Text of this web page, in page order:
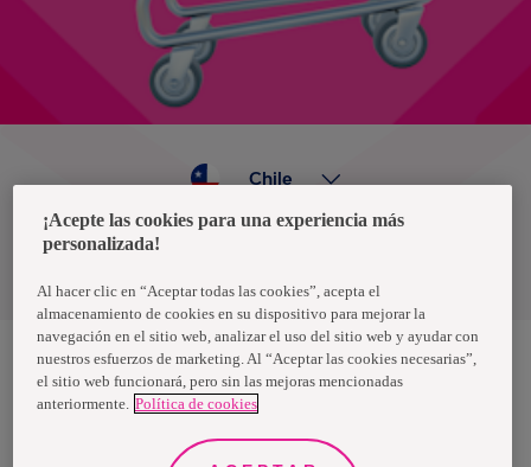
Política de privacidad de datos
Chile
Nosotras, una marca de Essity - una compañía global líder en
higiene y salud. Cada día, mil millones de personas, en todo el
propósito es romper barreras por el bienestar en beneficio de
consumidores, pacientes, cuidadores, clientes y la sociedad en
¡Acepte las cookies para una experiencia más
personalizada!
Al hacer clic en “Aceptar todas las cookies”, acepta el
almacenamiento de cookies en su dispositivo para mejorar la
navegación en el sitio web, analizar el uso del sitio web y ayudar con
nuestros esfuerzos de marketing. Al “Aceptar las cookies necesarias”,
el sitio web funcionará, pero sin las mejoras mencionadas
anteriormente. Política de cookies